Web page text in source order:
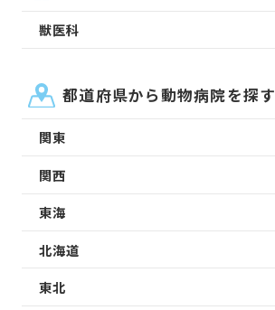
獣医科
都道府県から動物病院を探す
関東
関西
東海
北海道
東北